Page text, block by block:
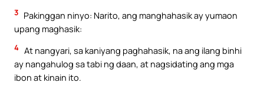
3 Pakinggan ninyo: Narito, ang manghahasik ay yumaon
upang maghasik:
4 At nangyari, sa kaniyang paghahasik, na ang ilang binhi
ay nangahulog sa tabi ng daan, at nagsidating ang mga
ibon at kinain ito.